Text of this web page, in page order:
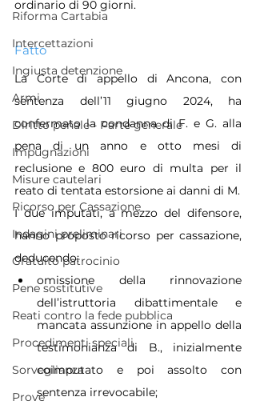
Riforma Cartabia
Intercettazioni
Ingiusta detenzione
Armi
Diritto penale - Parte generale
Impugnazioni
Misure cautelari
Ricorso per Cassazione
Indagini preliminari
Gratuito patrocinio
Pene sostitutive
Reati contro la fede pubblica
Procedimenti speciali
Sorveglianza
Prove
ordinario di 90 giorni.
Fatto
La Corte di appello di Ancona, con
sentenza dell’11 giugno 2024, ha
confermato la condanna di F. e G. alla
pena di un anno e otto mesi di
reclusione e 800 euro di multa per il
reato di tentata estorsione ai danni di M.
I due imputati, a mezzo del difensore,
hanno proposto ricorso per cassazione,
deducendo:
omissione della rinnovazione
dell’istruttoria dibattimentale e
mancata assunzione in appello della
testimonianza di B., inizialmente
coimputato e poi assolto con
sentenza irrevocabile;